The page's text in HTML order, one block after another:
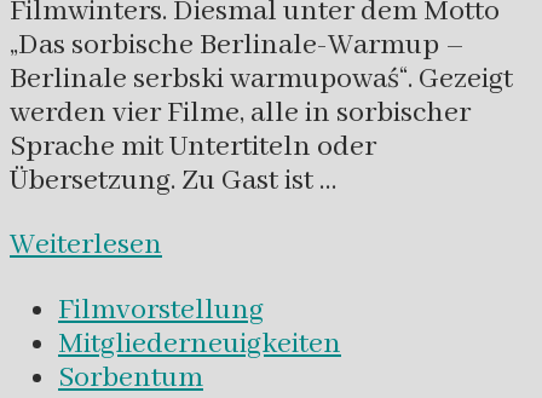
Filmwinters. Diesmal unter dem Motto
„Das sorbische Berlinale-Warmup –
Berlinale serbski warmupowaś“. Gezeigt
werden vier Filme, alle in sorbischer
Sprache mit Untertiteln oder
Übersetzung. Zu Gast ist …
Weiterlesen
Filmvorstellung
Mitgliederneuigkeiten
Sorbentum